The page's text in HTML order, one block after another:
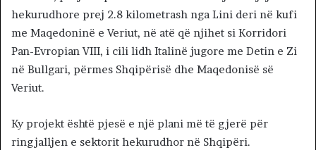
hekurudhore prej 2.8 kilometrash nga Lini deri në kufi
me Maqedoninë e Veriut, në atë që njihet si Korridori
Pan-Evropian VIII, i cili lidh Italinë jugore me Detin e Zi
në Bullgari, përmes Shqipërisë dhe Maqedonisë së
Veriut.
Ky projekt është pjesë e një plani më të gjerë për
ringjalljen e sektorit hekurudhor në Shqipëri.